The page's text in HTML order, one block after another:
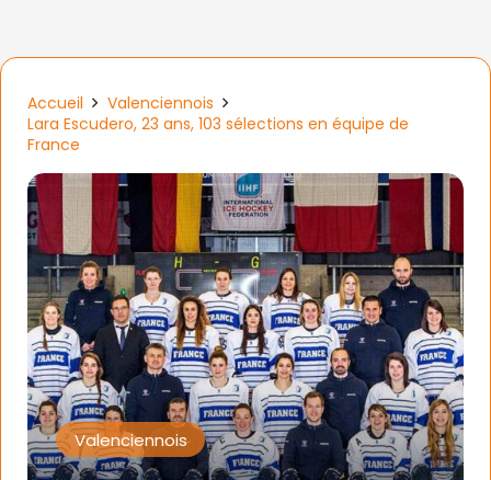
Accueil
Valenciennois
Lara Escudero, 23 ans, 103 sélections en équipe de
France
Valenciennois